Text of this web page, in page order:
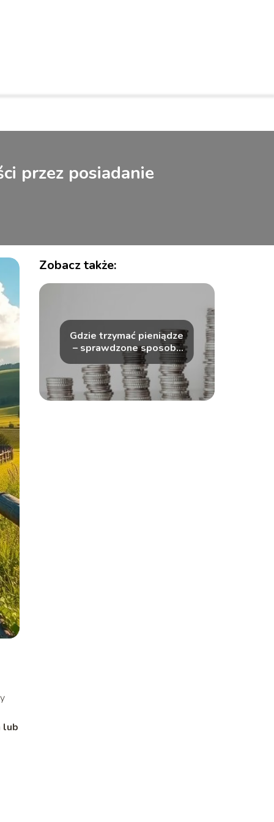
przez posiadanie
lub
Zobacz także:
Gdzie trzymać pieniądze
– sprawdzone sposoby
lokowania kapitału